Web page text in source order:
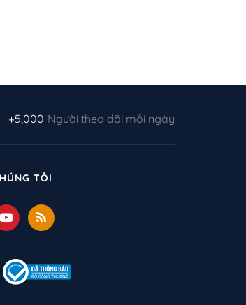
+5,000 Người theo dõi mỗi ngày
TÔI